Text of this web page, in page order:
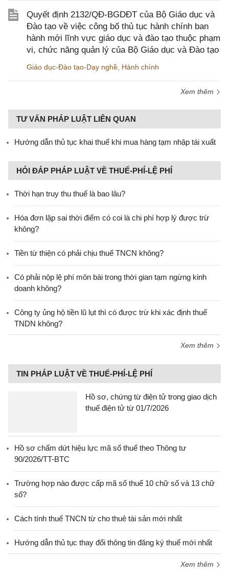
Quyết định 2132/QĐ-BGDĐT của Bộ Giáo dục và
Đào tạo về việc công bố thủ tục hành chính ban
hành mới lĩnh vực giáo dục và đào tạo thuộc phạm
vi, chức năng quản lý của Bộ Giáo dục và Đào tạo
Giáo dục-Đào tạo-Dạy nghề Hành chính
Xem thêm
TƯ VẤN PHÁP LUẬT LIÊN QUAN
Hướng dẫn thủ tục khai thuế khi mua hàng tạm nhập tái xuất
HỎI ĐÁP PHÁP LUẬT VỀ THUẾ-PHÍ-LỆ PHÍ
Thời hạn truy thu thuế là bao lâu?
Hóa đơn lập sai thời điểm có coi là chi phí hợp lý được trừ
không?
Tiền từ thiện có phải chịu thuế TNCN không?
Có phải nộp lệ phí môn bài trong thời gian tạm ngừng kinh
doanh không?
Công ty ủng hộ tiền lũ lụt thì có được trừ khi xác định thuế
TNDN không?
Xem thêm
TIN PHÁP LUẬT VỀ THUẾ-PHÍ-LỆ PHÍ
Hồ sơ, chứng từ điện tử trong giao dịch
thuế điện tử từ 01/7/2026
Hồ sơ chấm dứt hiệu lực mã số thuế theo Thông tư
90/2026/TT-BTC
Trường hợp nào được cấp mã số thuế 10 chữ số và 13 chữ
số?
Cách tính thuế TNCN từ cho thuê tài sản mới nhất
Hướng dẫn thủ tục thay đổi thông tin đăng ký thuế mới nhất
Xem thêm